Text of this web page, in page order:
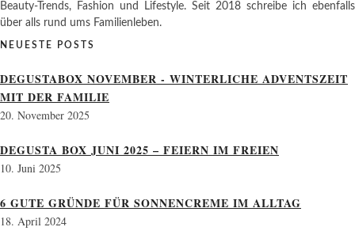
Beauty-Trends, Fashion und Lifestyle. Seit 2018 schreibe ich ebenfalls
über alls rund ums Familienleben.
NEUESTE POSTS
DEGUSTABOX NOVEMBER - WINTERLICHE ADVENTSZEIT
MIT DER FAMILIE
20. November 2025
DEGUSTA BOX JUNI 2025 – FEIERN IM FREIEN
10. Juni 2025
6 GUTE GRÜNDE FÜR SONNENCREME IM ALLTAG
18. April 2024